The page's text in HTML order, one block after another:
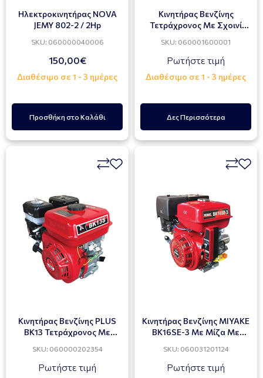
Ηλεκτροκινητήρας NOVA
JEMY 802-2 / 2Hp
SKU: 060000040006
150,00€
Διαθέσιμο σε 1 - 3 ημέρες
Προσθήκη στο Καλάθι
Κινητήρας Βενζίνης
Τετράχρονος Με Σχοινί
SKU: 060001600001
Ρωτήστε τιμή
Διαθέσιμο σε 1 - 3 ημέρες
Δες Περισσότερα
Κινητήρας Βενζίνης PLUS
BK13 Τετράχρονος Με
SKU: 060000202354
Ρωτήστε τιμή
Κινητήρας Βενζίνης MIYAKE
BK16SE-3 Mε Μίζα Με
16hp
SKU: 060031201124
Ρωτήστε τιμή